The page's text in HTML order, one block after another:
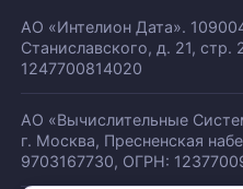
АО «Интелион Дата».
Станиславского, д. 21, стр.
1247700814020
АО «Вычислительные
г. Москва, Пресненская
9703167730, ОГРН: